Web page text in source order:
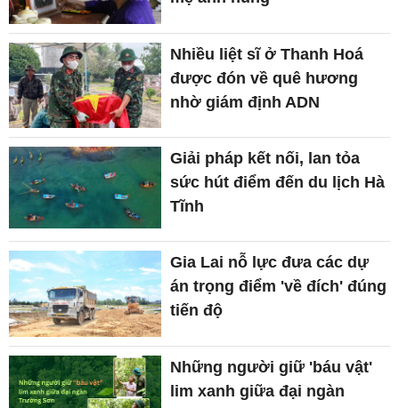
Nhiều liệt sĩ ở Thanh Hoá
được đón về quê hương
nhờ giám định ADN
Giải pháp kết nối, lan tỏa
sức hút điểm đến du lịch Hà
Tĩnh
Gia Lai nỗ lực đưa các dự
án trọng điểm 'về đích' đúng
tiến độ
Những người giữ 'báu vật'
lim xanh giữa đại ngàn